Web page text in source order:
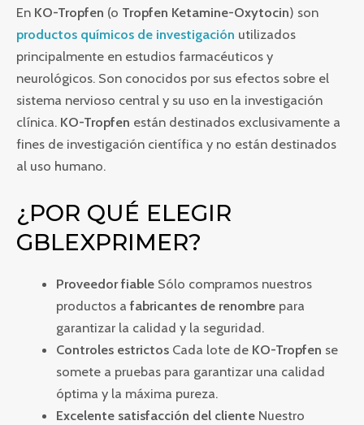
En KO-Tropfen (o Tropfen Ketamine-Oxytocin) son
productos químicos de investigación utilizados
principalmente en estudios farmacéuticos y
neurológicos. Son conocidos por sus efectos sobre el
sistema nervioso central y su uso en la investigación
clínica. KO-Tropfen están destinados exclusivamente a
fines de investigación científica y no están destinados
al uso humano.
¿POR QUÉ ELEGIR
GBLEXPRIMER?
Proveedor fiable Sólo compramos nuestros
productos afabricantes de renombre para
garantizar la calidad y la seguridad.
Controles estrictos Cada lote de KO-Tropfen se
somete a pruebas para garantizar una calidad
óptima y la máxima pureza.
Excelente satisfacción del cliente Nuestro